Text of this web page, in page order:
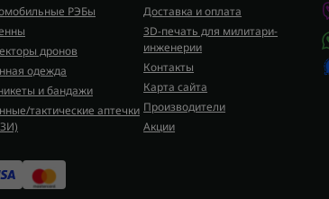
РЭБы
дронов
одежда
и бандажи
тактические аптечки
Доставка и оплата
3D-печать для милитари-
инженерии
Контакты
Карта сайта
Производители
Акции